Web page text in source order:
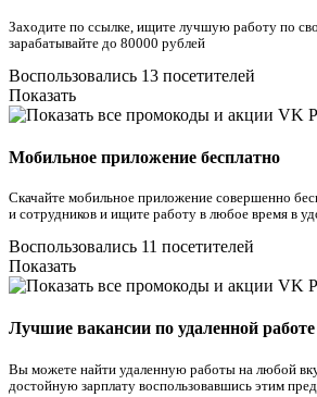
Заходите по ссылке, ищите лучшую работу по
зарабатывайте до 80000 рублей
Воспользовались 13 посетителей
Показать
Мобильное приложение бесплатно
Скачайте мобильное приложение совершенно
и сотрудников и ищите работу в любое время в
Воспользовались 11 посетителей
Показать
Лучшие вакансии по удаленной работе
Вы можете найти удаленную работы на любой
достойную зарплату воспользовавшись этим